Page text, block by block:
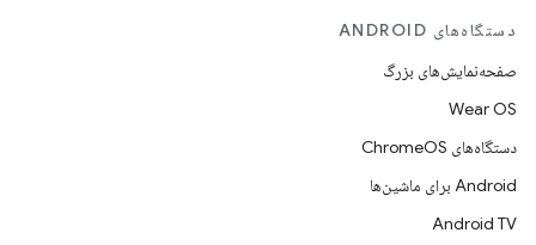
دستگاه‌های ANDROID
صفحه‌نمایش‌های بزرگ
Wear OS
دستگاه‌های ChromeOS
Android برای ماشین‌ها
Android TV